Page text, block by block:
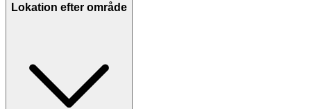
Lokation efter område